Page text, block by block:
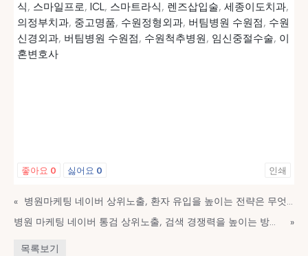
식, 스마일프로, ICL, 스마트라식, 렌즈삽입술, 세종이도치과,
의정부치과, 중고명품, 수원정형외과, 버팀병원 수원점, 수원
신경외과, 버팀병원 수원점, 수원척추병원, 임신중절수술, 이
혼변호사
좋아요 0 싫어요 0 인쇄
«
병원마케팅 네이버 상위노출, 환자 유입을 높이는 전략은 무엇일까요?
병원 마케팅 네이버 통검 상위노출, 검색 경쟁력을 높이는 방법은 무엇일까요?
»
목록보기